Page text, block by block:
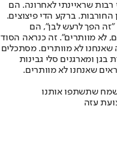
שראיינתי לאחרונה. הם
החורבות. ברקע הדי פיצוצים.
"זה הפך לרעש לבן", הם
לא מוותרים". זה כנראה הסוד
שאנחנו לא מוותרים. מסתכלים
בגן ומארגנים סלי גבינות
שאנחנו לא מוותרים.
שתשתפו אותנו
עזה